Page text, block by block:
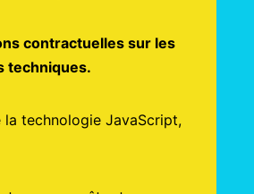
contractuelles sur les
techniques.
la technologie JavaScript,